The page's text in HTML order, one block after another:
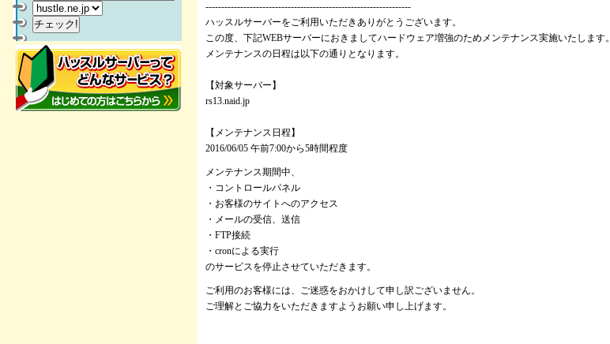
-----------------------------------------------------------------
ハッスルサーバーをご利用いただきありがとうございます。
この度、下記WEBサーバーにおきましてハードウェア増強のためメンテナンス実施いたします。
メンテナンスの日程は以下の通りとなります。
【対象サーバー】
rs13.naid.jp
【メンテナンス日程】
2016/06/05 午前7:00から5時間程度
メンテナンス期間中、
・コントロールパネル
・お客様のサイトへのアクセス
・メールの受信、送信
・FTP接続
・cronによる実行
のサービスを停止させていただきます。
ご利用のお客様には、ご迷惑をおかけして申し訳ございません。
ご理解とご協力をいただきますようお願い申し上げます。